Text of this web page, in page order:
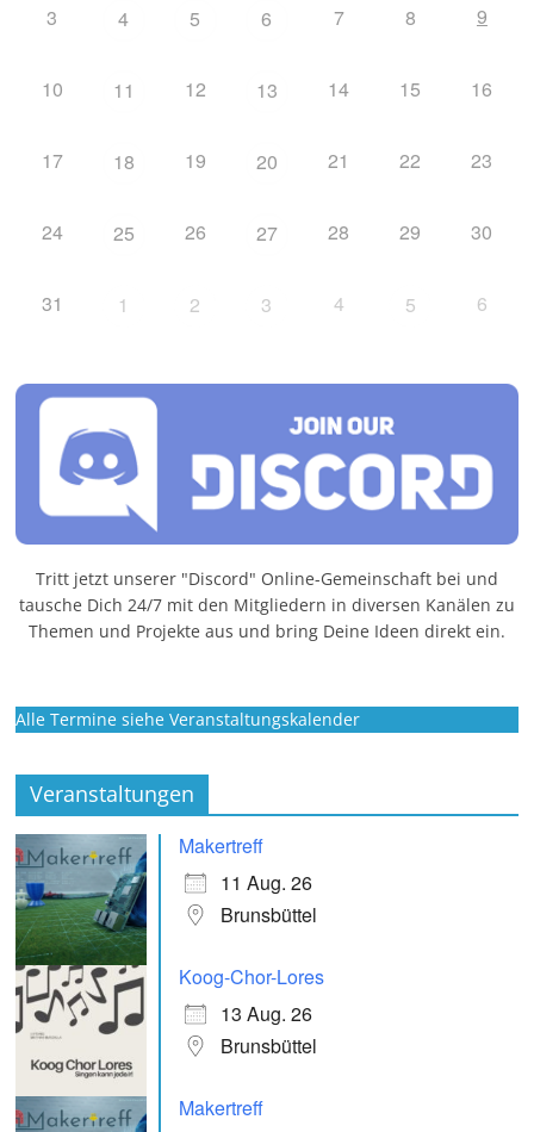
3 4 5 6 7 8 9
10 11 12 13 14 15 16
17 18 19 20 21 22 23
24 25 26 27 28 29 30
31 1 2 3 4 5 6
Tritt jetzt unserer "Discord" Online-Gemeinschaft bei und
tausche Dich 24/7 mit den Mitgliedern in diversen Kanälen zu
Themen und Projekte aus und bring Deine Ideen direkt ein.
Alle Termine siehe Veranstaltungskalender
Veranstaltungen
Makertreff
11 Aug. 26
Brunsbüttel
Koog-Chor-Lores
13 Aug. 26
Brunsbüttel
Makertreff